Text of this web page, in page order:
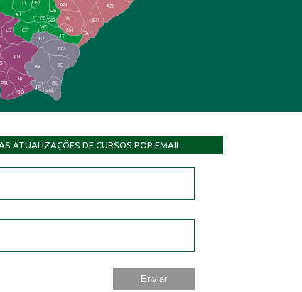
AR
TA
NH
JT
IT
DR
DO
CP
JU
NV
IQ
EL
LC
AB
JP
PR
TA
SQ
IG
MN
BP
AN
IV
FS
VC
GD
DE
ATUALIZAÇÕES DE CURSOS POR EMAIL